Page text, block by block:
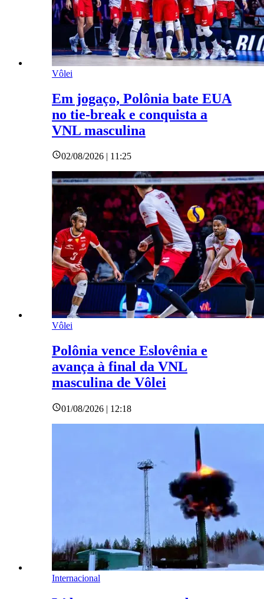
Vôlei
Em jogaço, Polônia bate EUA
no tie-break e conquista a
VNL masculina
02/08/2026 | 11:25
Vôlei
Polônia vence Eslovênia e
avança à final da VNL
masculina de Vôlei
01/08/2026 | 12:18
Internacional